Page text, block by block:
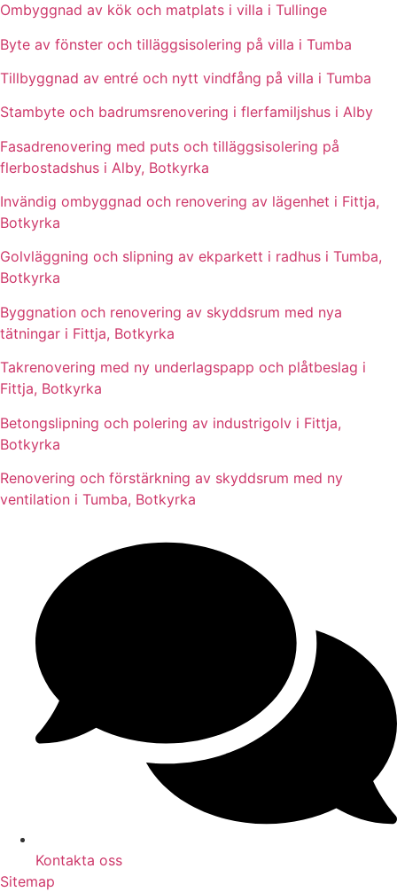
Ombyggnad av kök och matplats i villa i Tullinge
Byte av fönster och tilläggsisolering på villa i Tumba
Tillbyggnad av entré och nytt vindfång på villa i Tumba
Stambyte och badrumsrenovering i flerfamiljshus i Alby
Fasadrenovering med puts och tilläggsisolering på
flerbostadshus i Alby, Botkyrka
Invändig ombyggnad och renovering av lägenhet i Fittja,
Botkyrka
Golvläggning och slipning av ekparkett i radhus i Tumba,
Botkyrka
Byggnation och renovering av skyddsrum med nya
tätningar i Fittja, Botkyrka
Takrenovering med ny underlagspapp och plåtbeslag i
Fittja, Botkyrka
Betongslipning och polering av industrigolv i Fittja,
Botkyrka
Renovering och förstärkning av skyddsrum med ny
ventilation i Tumba, Botkyrka
Kontakta oss
Sitemap